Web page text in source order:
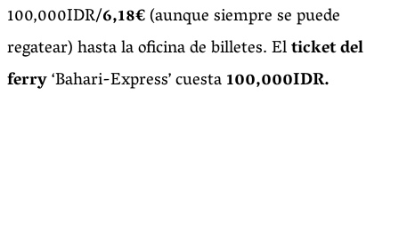
100,000IDR/6,18€(aunque siempre se puede
regatear) hasta la oficina de billetes. Elticket del
ferry‘Bahari-Express’ cuesta100,000IDR.